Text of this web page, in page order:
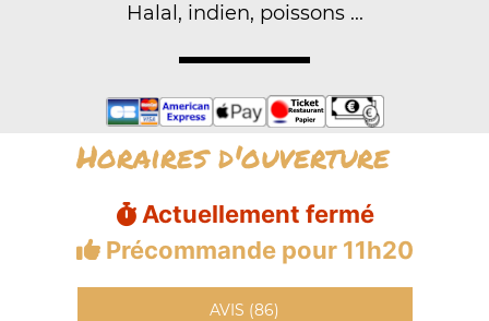
Halal, indien, poissons ...
Horaires d'ouverture
Actuellement fermé
Précommande pour 11h20
AVIS (86)